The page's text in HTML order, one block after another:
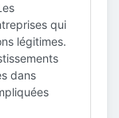
qui
légitimes.
dans